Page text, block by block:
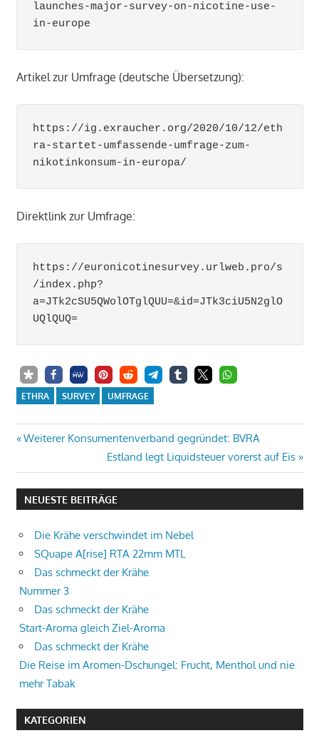
launches-major-survey-on-nicotine-use-
in-europe
Artikel zur Umfrage (deutsche Übersetzung):
https://ig.exraucher.org/2020/10/12/eth
ra-startet-umfassende-umfrage-zum-
nikotinkonsum-in-europa/
Direktlink zur Umfrage:
https://euronicotinesurvey.urlweb.pro/s
/index.php?
a=JTk2cSU5QWolOTglQUU=&id=JTk3ciU5N2glO
UQlQUQ=
ETHRA SURVEY UMFRAGE
Beitrags-
Navigation
Vorheriger
Weiterer Konsumentenverband gegründet: BVRA
Nächster
Beitrag:
Estland legt Liquidsteuer vorerst auf Eis
NEUESTE BEITRÄGE
Die Krähe verschwindet im Nebel
SQuape A[rise] RTA 22mm MTL
Das schmeckt der Krähe
Nummer 3
Das schmeckt der Krähe
Start-Aroma gleich Ziel-Aroma
Das schmeckt der Krähe
Die Reise im Aromen-Dschungel: Frucht, Menthol und nie
mehr Tabak
KATEGORIEN